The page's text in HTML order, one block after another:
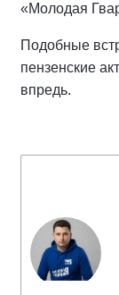
«Молодая
Подобные
пензенские
впредь.